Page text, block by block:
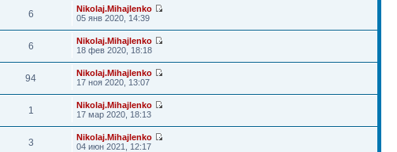
6
Nikolaj.Mihajlenko
05 янв 2020, 14:39
6
Nikolaj.Mihajlenko
18 фев 2020, 18:18
94
Nikolaj.Mihajlenko
17 ноя 2020, 13:07
1
Nikolaj.Mihajlenko
17 мар 2020, 18:13
3
Nikolaj.Mihajlenko
04 июн 2021, 12:17